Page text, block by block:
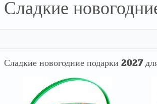
Сладкие
Сладкие новогодние подарки 2027